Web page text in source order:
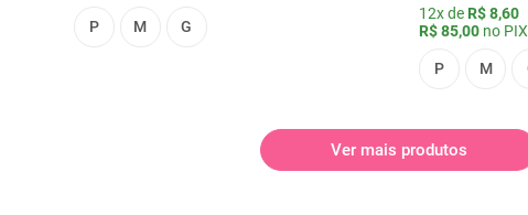
P M G
12x de R$ 8,60
R$ 85,00 no PIX
P M
Ver mais produtos